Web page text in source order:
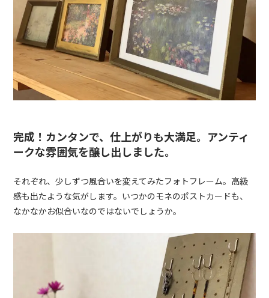
完成！カンタンで、仕上がりも大満足。アンティ
ークな雰囲気を醸し出しました。
それぞれ、少しずつ風合いを変えてみたフォトフレーム。高級
感も出たような気がします。いつかのモネのポストカードも、
なかなかお似合いなのではないでしょうか。